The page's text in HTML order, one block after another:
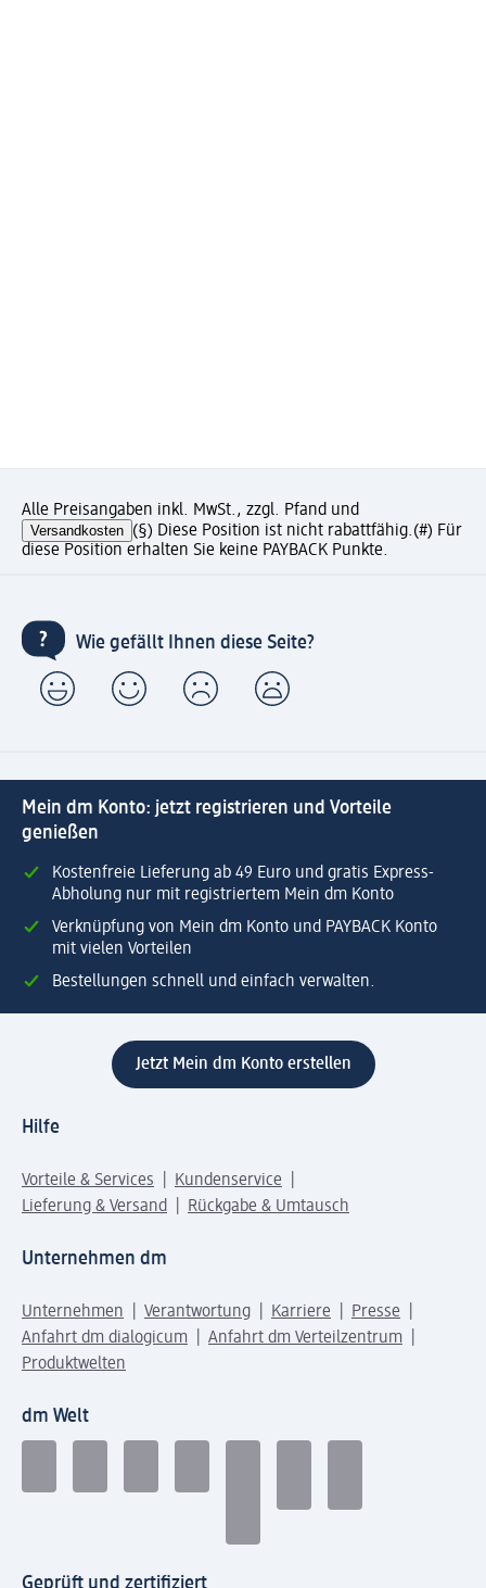
Alle Preisangaben inkl. MwSt., zzgl. Pfand und
Versandkosten (§) Diese Position ist nicht rabattfähig.(#) Für
diese Position erhalten Sie keine PAYBACK Punkte.
Wie gefällt Ihnen diese Seite?
Mein dm Konto: jetzt registrieren und Vorteile
genießen
Kostenfreie Lieferung ab 49 Euro und gratis Express-
Abholung nur mit registriertem Mein dm Konto
Verknüpfung von Mein dm Konto und PAYBACK Konto
mit vielen Vorteilen
Bestellungen schnell und einfach verwalten.
Jetzt Mein dm Konto erstellen
Hilfe
Vorteile & Services
Kundenservice
Lieferung & Versand
Rückgabe & Umtausch
Unternehmen dm
Unternehmen Verantwortung Karriere
Presse
Anfahrt dm dialogicum
Anfahrt dm Verteilzentrum
Produktwelten
dm Welt